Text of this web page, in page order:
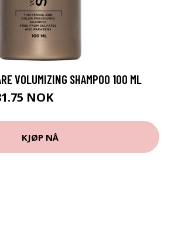
VOLUMIZING SHAMPOO 100 ML
NOK
KJØP NÅ